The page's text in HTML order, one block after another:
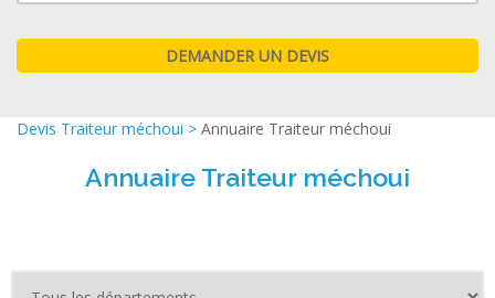
Devis Traiteur méchoui > Annuaire Traiteur méchoui
Annuaire Traiteur méchoui